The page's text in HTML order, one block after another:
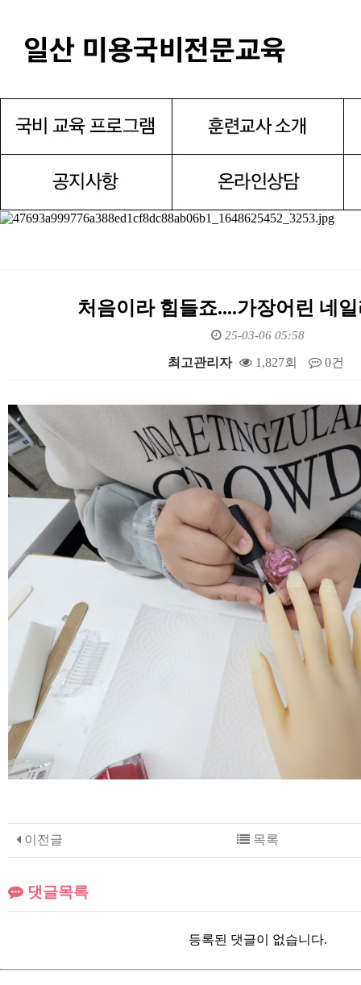
처음이라 힘들죠....가장어린 네
25-03-06 05:58
최고관리자 1,827회 0건
본문
이전글 목록
댓글목록
등록된 댓글이 없습니다.